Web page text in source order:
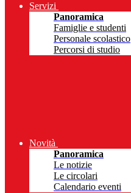
Servizi
Panoramica
Famiglie e studenti
Personale scolastico
Percorsi di studio
Novità
Panoramica
Le notizie
Le circolari
Calendario eventi